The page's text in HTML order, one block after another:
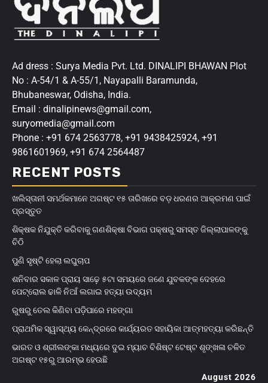
Ad dress : Surya Media Pvt. Ltd. DINALIPI BHAWAN Plot
No : A-54/1 & A-55/1, Nayapalli Baramunda,
Bhubaneswar, Odisha, India.
Email : dinalipinews@gmail.com,
suryomedia@gmail.com
Phone : +91 674 2563778, +91 9438425924, +91
9861601969, +91 674 2564487
RECENT POSTS
ଖଲିସ୍ତାନୀ ସମର୍ଥକମାନେ ଅଗଷ୍ଟ ୧୫ ତାରିଖରେ ବଡ଼ ଧରଣର ଆକ୍ରମଣ ପାଇଁ
ପ୍ରସ୍ତୁତ
ଶିକ୍ଷକ ନିଯୁକ୍ତି କରିବାକୁ ଗଣଶିକ୍ଷା ବିଭାଗ ପକ୍ଷରୁ ସମସ୍ତ ଜିଲ୍ଲାପାଳଙ୍କୁ
ଚିଠି
ପୁଣି ସୃଷ୍ଟି ହେଲା ଲଘୁଚାପ
ଶନିବାର ସକାଳ ପ୍ରାୟ ସାଢ଼େ ୫ଟା ସମୟରେ ଜଣେ ଯୁବକଙ୍କ ଦେହରେ
ପେଟ୍ରୋଲ ଢାଳି ନିଆଁ ଲଗାଇ ହତ୍ୟା ଉଦ୍ୟମ
ରୁଷରୁ ତେଲ କିଣିବା ପଡ଼ିପାରେ ମହଙ୍ଗା
ପ୍ରାଥମିକ ସ୍ୱାସ୍ଥ୍ୟ କେନ୍ଦ୍ରରେ କାର୍ଯ୍ୟରତ ସହାୟିକା ଆତ୍ମହତ୍ୟା କରିଛନ୍ତି
ଭାରତ ଓ ଶ୍ରୀଲଙ୍କା ମଧ୍ୟରେ ଦୁଇ ମ୍ୟାଚ ବିଶିଷ୍ଟ ଟେଷ୍ଟ ଶୃଙ୍ଖଳା ଚଳିତ
ଅଗଷ୍ଟ ୧୫ରୁ ଆରମ୍ଭ ହେଊଛି
August 2026